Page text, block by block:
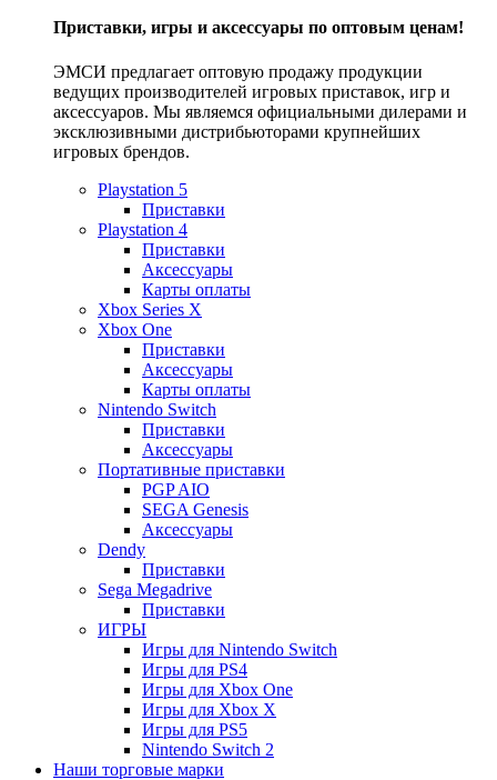
Приставки, игры и аксессуары по оптовым ценам!
ЭМСИ предлагает оптовую продажу продукции
ведущих производителей игровых приставок, игр и
аксессуаров. Мы являемся официальными дилерами и
эксклюзивными дистрибьюторами крупнейших
игровых брендов.
Playstation 5
Приставки
Playstation 4
Приставки
Аксессуары
Карты оплаты
Xbox Series X
Xbox One
Приставки
Аксессуары
Карты оплаты
Nintendo Switch
Приставки
Аксессуары
Портативные приставки
PGP AIO
SEGA Genesis
Аксессуары
Dendy
Приставки
Sega Megadrive
Приставки
ИГРЫ
Игры для Nintendo Switch
Игры для PS4
Игры для Xbox One
Игры для Xbox X
Игры для PS5
Nintendo Switch 2
Наши торговые марки